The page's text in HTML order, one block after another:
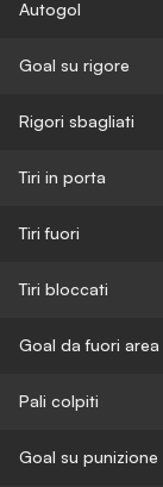
Autogol
Goal su rigore
Rigori sbagliati
Tiri in porta
Tiri fuori
Tiri bloccati
Goal da fuori area
Pali colpiti
Goal su punizione